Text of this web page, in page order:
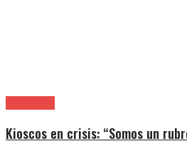
Kioscos en crisis: “Somos un